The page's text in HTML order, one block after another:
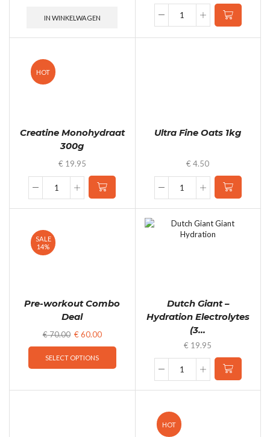
IN WINKELWAGEN
Dutch
voor
quantity
HOT
Creatine Monohydraat
300g
€ 19.95
Creatine
Ultra Fine Oats 1kg
€ 4.50
Ultra
1kg
quantity
SALE
14%
Pre-workout Combo
Deal
€70.00 €60.00
SELECT OPTIONS
Dutch Giant –
Hydration Electrolytes
(3...
€ 19.95
Dutch
Electrolytes
(300gr) - Framboos
HOT